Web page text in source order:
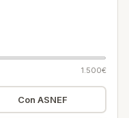
1.500€
Con ASNEF